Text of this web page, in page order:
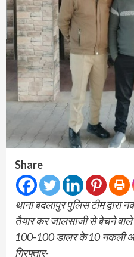
Share
थाना बदलापुर पुलिस टीम
तैयार कर जालसाजी से बेचने
100-100 डालर के 10 नकली
गिरफ्तार-